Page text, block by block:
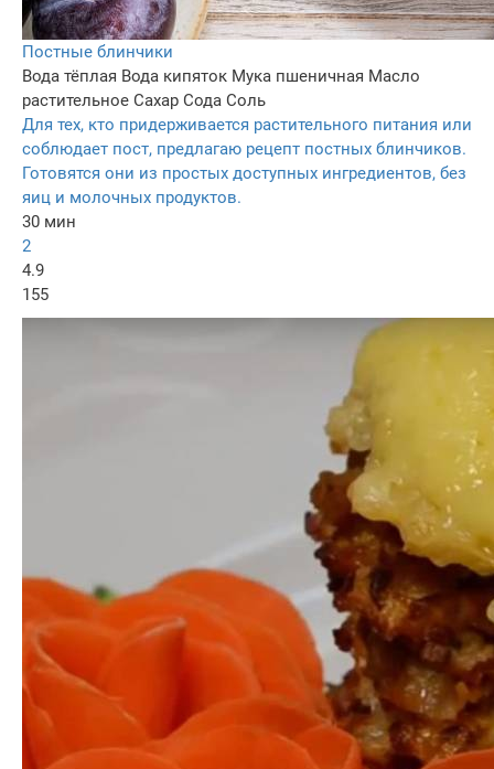
Постные блинчики
Вода тёплая Вода кипяток Мука пшеничная Масло
растительное Сахар Сода Соль
Для тех, кто придерживается растительного питания или
соблюдает пост, предлагаю рецепт постных блинчиков.
Готовятся они из простых доступных ингредиентов, без
яиц и молочных продуктов.
30 мин
2
4.9
155